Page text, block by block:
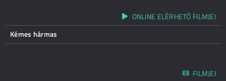
ONLINE ELÉRHETŐ FILMJEI
Kémes hármas
FILMJEI